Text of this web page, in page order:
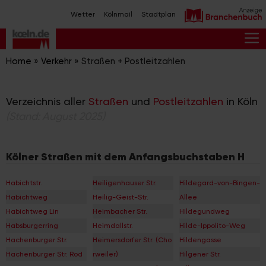
Inhalt
springen
Wetter Kölnmail Stadtplan
Home » Verkehr » Straßen + Postleitzahlen
Verzeichnis aller Straßen und Postleitzahlen in Köln
Kölner Straßen mit dem Anfangsbuchstaben H
Habichtstr.
Habichtweg
Habichtweg Lin
Habsburgerring
Hachenburger Str.
Hachenburger Str. Rod
Heiligenhauser Str.
Heilig-Geist-Str.
Heimbacher Str.
Heimdallstr.
Heimersdorfer Str. (Cho
rweiler)
Hildegard-von-Bingen-
Allee
Hildegundweg
Hilde-Ippolito-Weg
Hildengasse
Hilgener Str.